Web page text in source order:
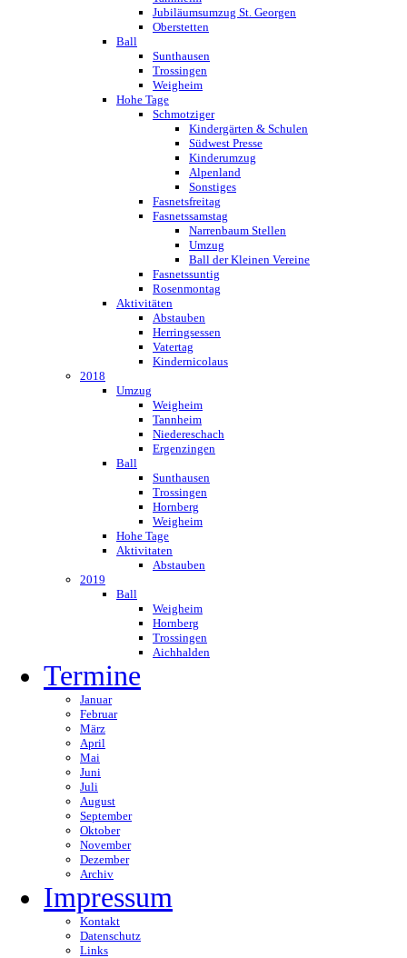
Jubiläumsumzug St. Georgen
Oberstetten
Ball
Sunthausen
Trossingen
Weigheim
Hohe Tage
Schmotziger
Kindergärten & Schulen
Südwest Presse
Kinderumzug
Alpenland
Sonstiges
Fasnetsfreitag
Fasnetssamstag
Narrenbaum Stellen
Umzug
Ball der Kleinen Vereine
Fasnetssuntig
Rosenmontag
Aktivitäten
Abstauben
Herringsessen
Vatertag
Kindernicolaus
2018
Umzug
Weigheim
Tannheim
Niedereschach
Ergenzingen
Ball
Sunthausen
Trossingen
Hornberg
Weigheim
Hohe Tage
Aktivitaten
Abstauben
2019
Ball
Weigheim
Hornberg
Trossingen
Aichhalden
Termine
Januar
Februar
März
April
Mai
Juni
Juli
August
September
Oktober
November
Dezember
Archiv
Impressum
Kontakt
Datenschutz
Links